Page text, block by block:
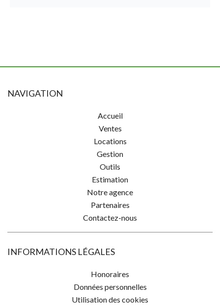
NAVIGATION
Accueil
Ventes
Locations
Gestion
Outils
Estimation
Notre agence
Partenaires
Contactez-nous
INFORMATIONS LÉGALES
Honoraires
Données personnelles
Utilisation des cookies